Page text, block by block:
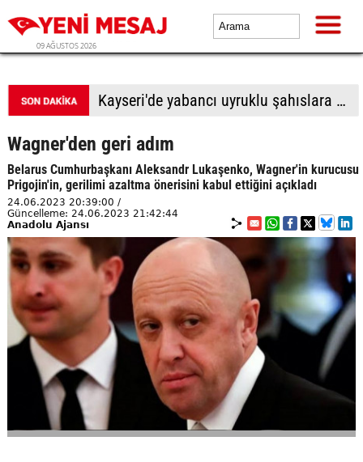
09 AĞUSTOS 2026
BTP Antalya İl Başkanlığından yoğun mesai: İl binasında ve Manavgat'ta üye buluşmaları
Wagner'den geri adım
Belarus Cumhurbaşkanı Aleksandr Lukaşenko, Wagner'in kurucusu
Prigojin'in, gerilimi azaltma önerisini kabul ettiğini açıkladı
24.06.2023 20:39:00 /
Güncelleme: 24.06.2023 21:42:44
Anadolu Ajansı